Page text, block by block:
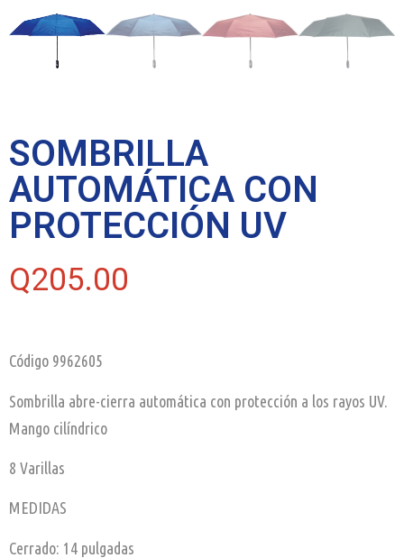
SOMBRILLA
AUTOMÁTICA CON
PROTECCIÓN UV
Q205.00
Código 9962605
Sombrilla abre-cierra automática con protección a los rayos UV.
Mango cilíndrico
8 Varillas
MEDIDAS
Cerrado: 14 pulgadas